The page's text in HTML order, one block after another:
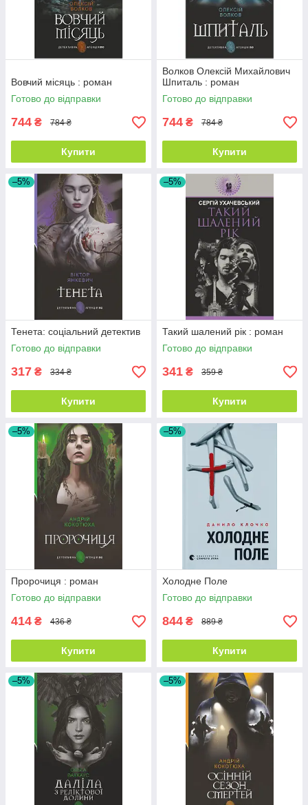
Вовчий місяць : роман
Готово до відправки
744 ₴ 784 ₴
Купити
Волков Олексій Михайлович
Шпиталь : роман
Готово до відправки
744 ₴ 784 ₴
Купити
–5%
Тенета: соціальний детектив
Готово до відправки
317 ₴ 334 ₴
Купити
–5%
Такий шалений рік : роман
Готово до відправки
341 ₴ 359 ₴
Купити
–5%
Пророчиця : роман
Готово до відправки
414 ₴ 436 ₴
Купити
–5%
Холодне Поле
Готово до відправки
844 ₴ 889 ₴
Купити
–5% –5%